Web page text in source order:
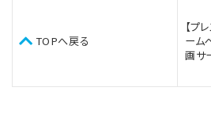
TOPへ戻る
【プ
ーム
画サ